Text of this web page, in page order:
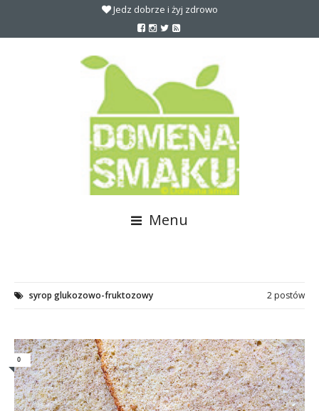
Jedz dobrze i żyj zdrowo
Menu
syrop glukozowo-fruktozowy 2 postów
0